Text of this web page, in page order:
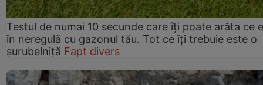
Testul de numai 10 secunde care îți poate arăta ce
în neregulă cu gazonul tău. Tot ce îți trebuie este o
șurubelniță Fapt divers